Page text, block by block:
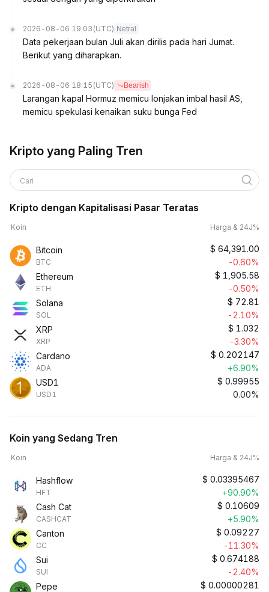
2026-08-06 19:03 (UTC) Netral
Data pekerjaan bulan Juli akan dirilis pada hari Jumat.
Berikut yang diharapkan.
2026-08-06 18:15 (UTC) Bearish
Larangan kapal Hormuz memicu lonjakan imbal hasil AS,
memicu spekulasi kenaikan suku bunga Fed
Kripto yang Paling Tren
Cari
Kripto dengan Kapitalisasi Pasar Teratas
Koin Harga & 24J%
Bitcoin
BTC
$ 64,391.00
-0.60%
Ethereum
ETH
$ 1,905.58
-0.50%
Solana
SOL
$ 72.81
-2.10%
XRP
XRP
$ 1.032
-3.30%
Cardano
ADA
$ 0.202147
+6.90%
USD1
USD1
$ 0.99955
0.00%
Koin yang Sedang Tren
Koin Harga & 24J%
Hashflow
HFT
$ 0.03395467
+90.90%
Cash Cat
CASHCAT
$ 0.10609
+5.90%
Canton
CC
$ 0.09227
-11.30%
Sui
SUI
$ 0.674188
-2.40%
Pepe
$ 0.00000281